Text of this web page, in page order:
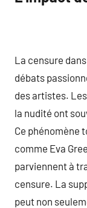
La censure
débats
des artistes.
la nudité ont
Ce phénomène
comme Eva
parviennent à
censure. La
peut non